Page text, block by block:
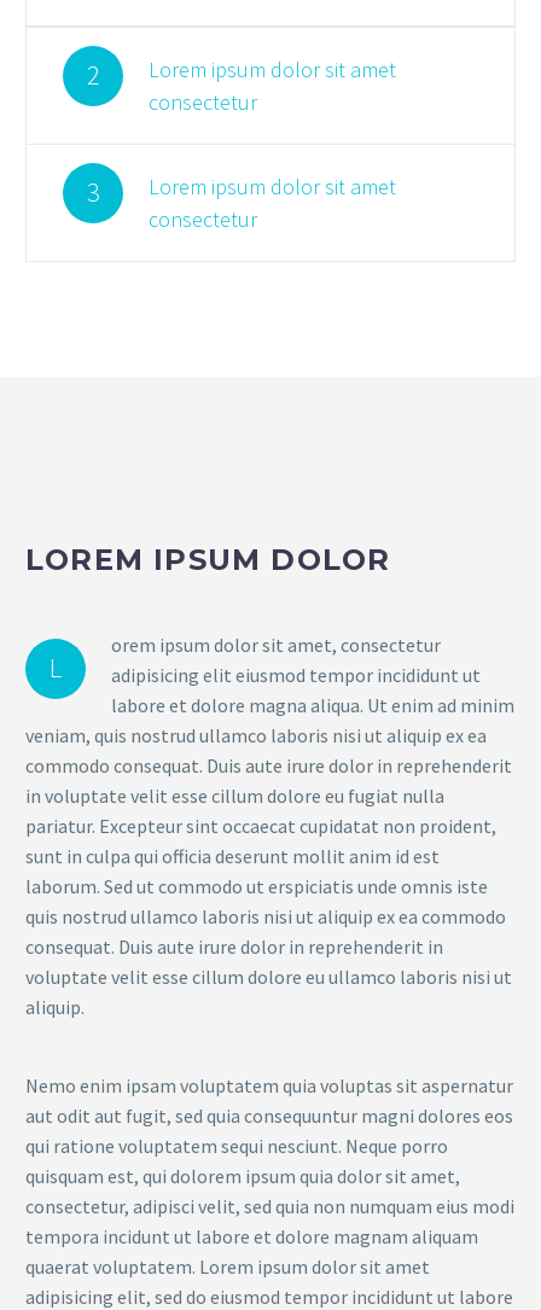
2
Lorem ipsum dolor sit amet
consectetur
3
Lorem ipsum dolor sit amet
consectetur
LOREM IPSUM DOLOR
L
orem ipsum dolor sit amet, consectetur
adipisicing elit eiusmod tempor incididunt ut
labore et dolore magna aliqua. Ut enim ad minim
veniam, quis nostrud ullamco laboris nisi ut aliquip ex ea
commodo consequat. Duis aute irure dolor in reprehenderit
in voluptate velit esse cillum dolore eu fugiat nulla
pariatur. Excepteur sint occaecat cupidatat non proident,
sunt in culpa qui officia deserunt mollit anim id est
laborum. Sed ut commodo ut erspiciatis unde omnis iste
quis nostrud ullamco laboris nisi ut aliquip ex ea commodo
consequat. Duis aute irure dolor in reprehenderit in
voluptate velit esse cillum dolore eu ullamco laboris nisi ut
aliquip.
Nemo enim ipsam voluptatem quia voluptas sit aspernatur
aut odit aut fugit, sed quia consequuntur magni dolores eos
qui ratione voluptatem sequi nesciunt. Neque porro
quisquam est, qui dolorem ipsum quia dolor sit amet,
consectetur, adipisci velit, sed quia non numquam eius modi
tempora incidunt ut labore et dolore magnam aliquam
quaerat voluptatem. Lorem ipsum dolor sit amet
adipisicing elit, sed do eiusmod tempor incididunt ut labore